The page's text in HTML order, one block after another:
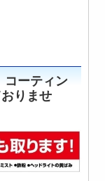
コーティン
りませ